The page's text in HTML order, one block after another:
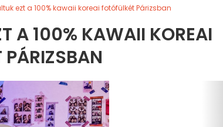
ezt a 100% kawaii koreai fotófülkét Párizsban
A 100% KAWAII KOREAI
PÁRIZSBAN